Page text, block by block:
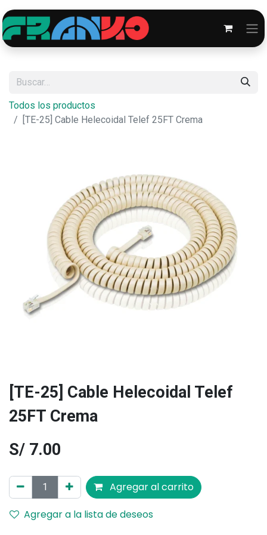
Todos los productos
[TE-25] Cable Helecoidal Telef 25FT Crema
[TE-25] Cable Helecoidal Telef
25FT Crema
S/ 7.00
Agregar al carrito
Agregar a la lista de deseos